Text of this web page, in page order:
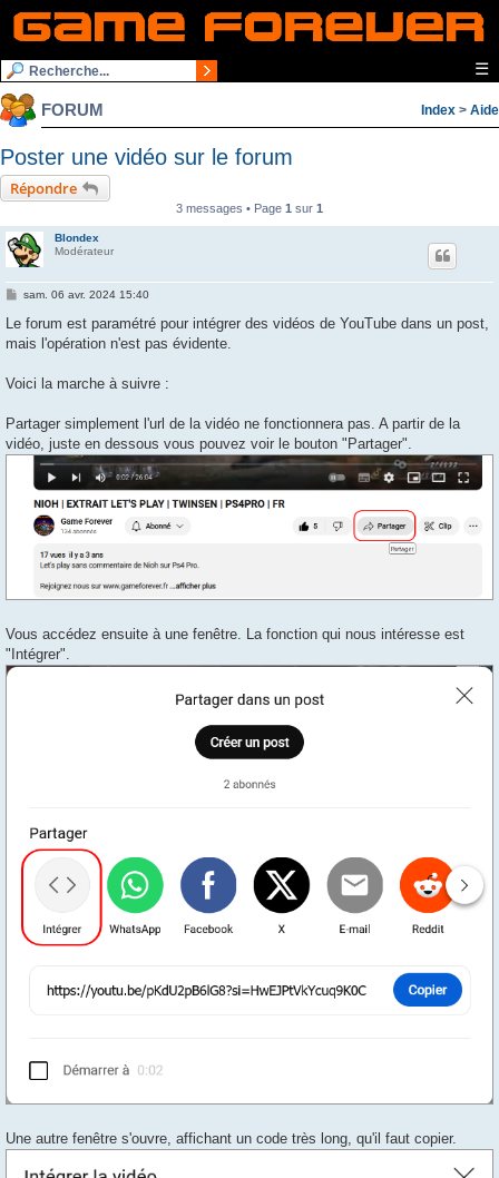
☰
FORUM Index > Aide
Poster une vidéo sur le forum
Répondre
3 messages • Page 1 sur 1
Blondex
Modérateur
M
s
a
sam. 06 avr. 2024 15:40
Le forum est paramétré pour intégrer des vidéos de YouTube dans un post,
mais l'opération n'est pas évidente.
Voici la marche à suivre :
Partager simplement l'url de la vidéo ne fonctionnera pas. A partir de la
vidéo, juste en dessous vous pouvez voir le bouton "Partager".
Vous accédez ensuite à une fenêtre. La fonction qui nous intéresse est
"Intégrer".
Une autre fenêtre s'ouvre, affichant un code très long, qu'il faut copier.